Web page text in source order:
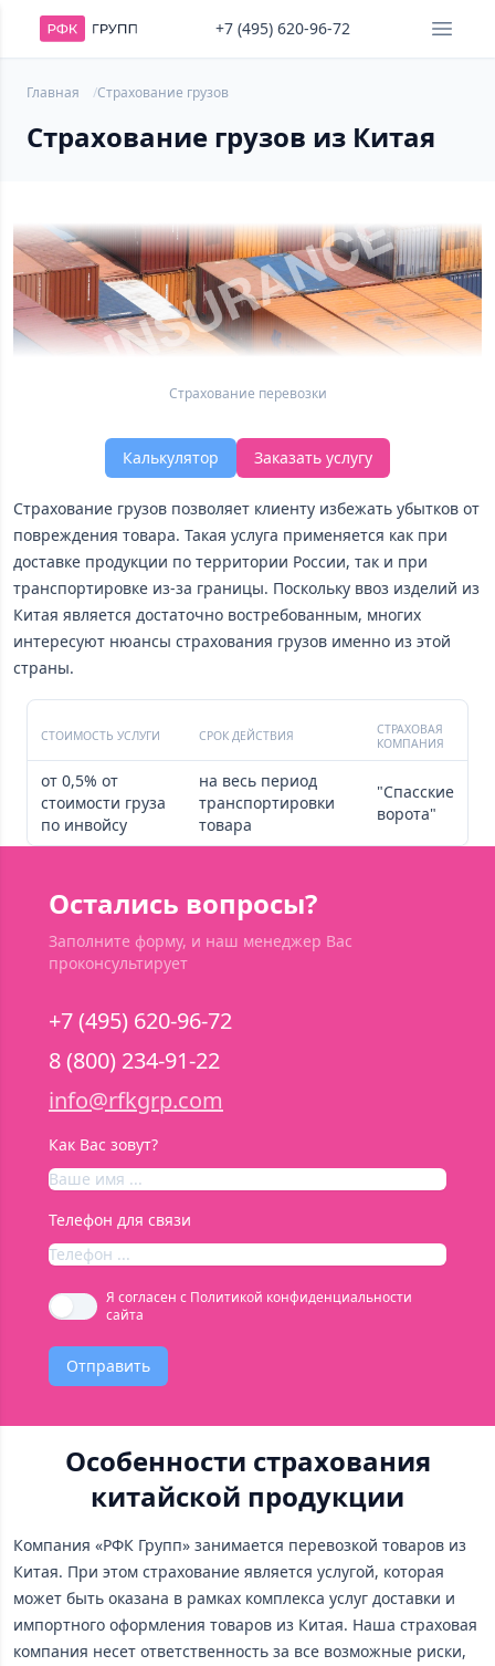
+7 (495) 620-96-72
Главная Страхование грузов
Страхование грузов из Китая
Страхование перевозки
Калькулятор Заказать услугу
Страхование грузов позволяет клиенту избежать убытков от
повреждения товара. Такая услуга применяется как при
доставке продукции по территории России, так и при
транспортировке из-за границы. Поскольку ввоз изделий из
Китая является достаточно востребованным, многих
интересуют нюансы страхования грузов именно из этой
страны.
СТОИМОСТЬ УСЛУГИ СРОК ДЕЙСТВИЯ
СТРАХОВАЯ
КОМПАНИЯ
от 0,5% от
стоимости груза
по инвойсу
на весь период
транспортировки
товара
"Спасские
ворота"
Остались вопросы?
Заполните форму, и наш менеджер Вас
проконсультирует
+7 (495) 620-96-72
8 (800) 234-91-22
info@rfkgrp.com
Как Вас зовут?
Телефон для связи
Я согласен с Политикой конфиденциальности
сайта
Отправить
Особенности страхования
китайской продукции
Компания «РФК Групп» занимается перевозкой товаров из
Китая. При этом страхование является услугой, которая
может быть оказана в рамках комплекса услуг доставки и
импортного оформления товаров из Китая. Наша страховая
компания несет ответственность за все возможные риски,